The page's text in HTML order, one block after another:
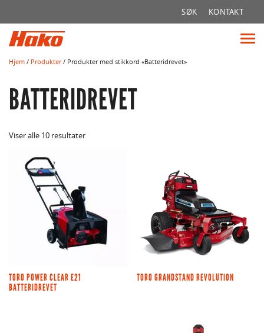
SØK KONTAKT
Hjem / Produkter/ Produkter med stikkord «Batteridrevet»
BATTERIDREVET
Viser alle 10 resultater
TORO POWER CLEAR E21
BATTERIDREVET
TORO GRANDSTAND REVOLUTION